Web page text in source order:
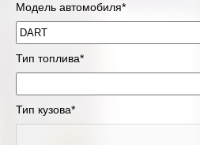
Модель автомобиля*
Тип топлива*
Тип кузова*